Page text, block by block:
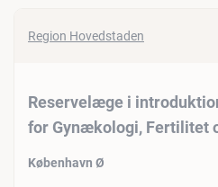
Region Hovedstaden
Reservelæge i
for Gynækologi, Fertilitet
København Ø